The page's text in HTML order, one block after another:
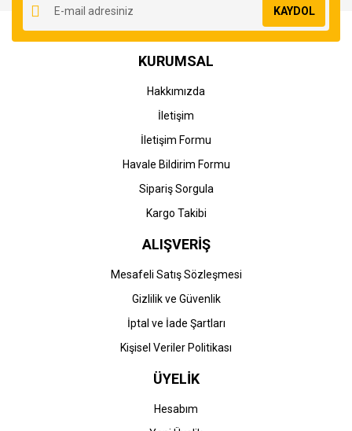
Ürün açıklamasında eksik bilgiler bulunuyor.
Ürün bilgilerinde hatalar bulunuyor.
Ürün fiyatı diğer sitelerden daha pahalı.
Gönder
KAYDOL
KURUMSAL
Hakkımızda
İletişim
İletişim Formu
Havale Bildirim Formu
Sipariş Sorgula
Kargo Takibi
ALIŞVERİŞ
Mesafeli Satış Sözleşmesi
Gizlilik ve Güvenlik
İptal ve İade Şartları
Kişisel Veriler Politikası
ÜYELİK
Hesabım